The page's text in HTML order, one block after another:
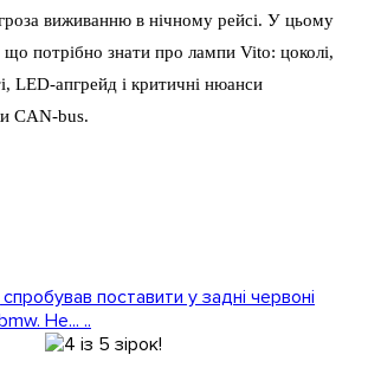
виживанню в нічному рейсі. У цьому
що потрібно знати про лампи Vito: цоколі,
LED-апгрейд і критичні нюанси
CAN-bus.
спробував поставити у задні червоні
Не... ..